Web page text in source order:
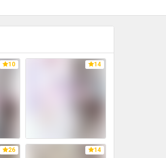
10 14
26 14